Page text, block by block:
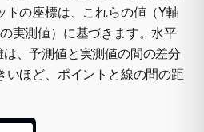
トの座標は、これらの値（Y軸
実測値）に基づきます。水平
、予測値と実測値の間の差分
いほど、ポイントと線の間の距